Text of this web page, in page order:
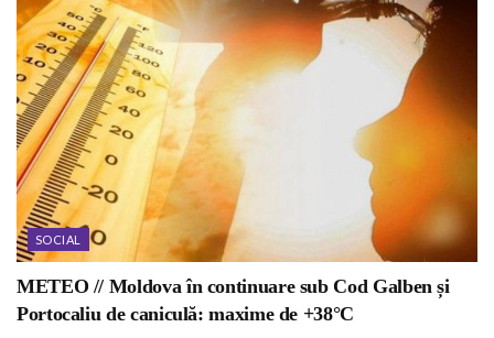
SOCIAL
METEO // Moldova în continuare sub Cod Galben și
Portocaliu de caniculă: maxime de +38°C